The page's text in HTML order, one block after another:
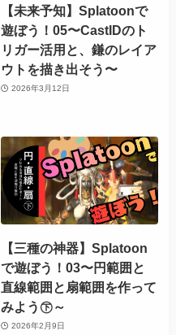
【未来予知】Splatoonで
遊ぼう！05〜CastIDのト
リガー活用と、鎌のレイア
ウトを描き出そう〜
2026年3月12日
【三種の神器】Splatoon
で遊ぼう！03〜円範囲と
直線範囲と扇範囲を作って
みよう㊦～
2026年2月9日